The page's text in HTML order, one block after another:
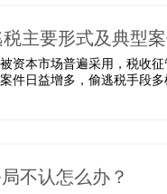
主要形式及典型
资本市场普遍采用，税收
件日益增多，偷逃税手段
不认怎么办？